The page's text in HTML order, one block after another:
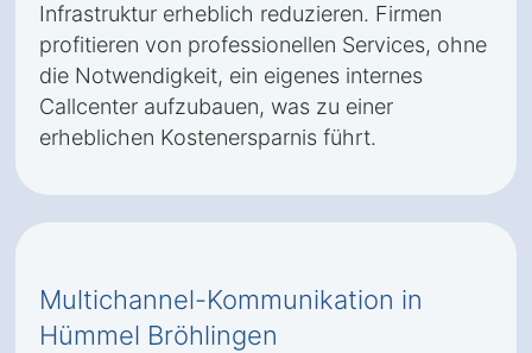
Infrastruktur erheblich reduzieren. Firmen
profitieren von professionellen Services, ohne
die Notwendigkeit, ein eigenes internes
Callcenter aufzubauen, was zu einer
erheblichen Kostenersparnis führt.
Multichannel-Kommunikation in
Hümmel Bröhlingen